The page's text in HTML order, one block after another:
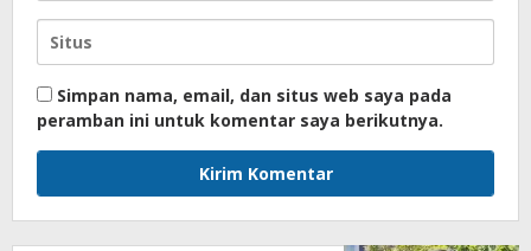
Simpan nama, email, dan situs web saya pada
peramban ini untuk komentar saya berikutnya.